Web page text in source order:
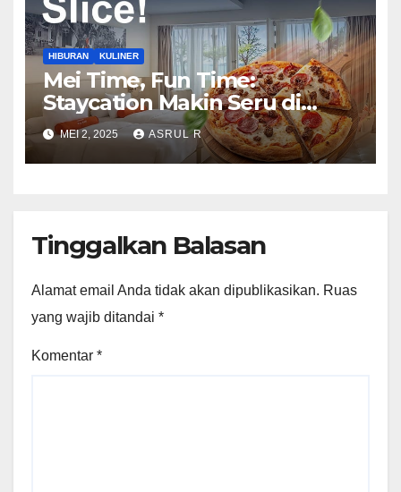
HIBURAN KULINER
Mei Time, Fun Time:
Staycation Makin Seru di
Harris Barelang Batam!
MEI 2, 2025 ASRUL R
Tinggalkan Balasan
Alamat email Anda tidak akan dipublikasikan. Ruas
yang wajib ditandai *
Komentar *